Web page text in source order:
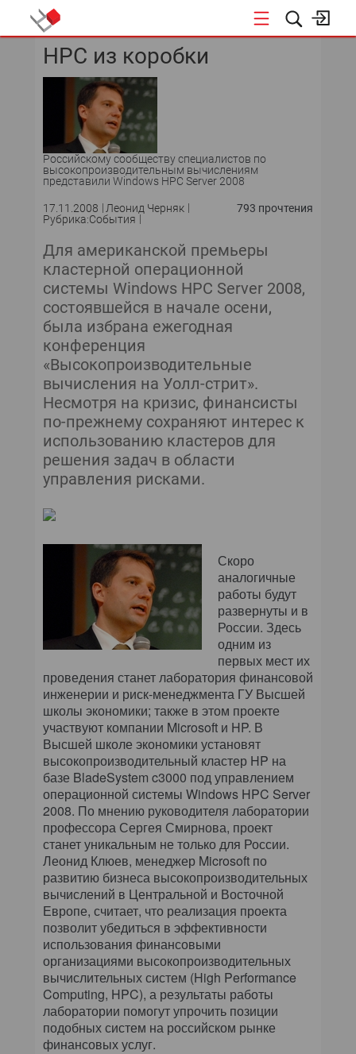
ИТ-ИНФРАСТРУКТУРА
БЕЗОПАСНОСТЬ
АВТОМАТИЗАЦИЯ
КОМПЬЮТЕРНЫЙ МИР
ИТ В ЗДРАВООХРАНЕНИИ
ПАРТНЕРСКИЕ ПРОЕКТЫ
АРХИВ ЖУРНАЛОВ
ПОДПИСКА
HPC из коробки
Российскому сообществу специалистов по
высокопроизводительным вычислениям
представили Windows HPC Server 2008
17.11.2008
Леонид Черняк
Рубрика:События
793 прочтения
Для американской премьеры
кластерной операционной
системы Windows HPC Server 2008,
состоявшейся в начале осени,
была избрана ежегодная
конференция
«Высокопроизводительные
вычисления на Уолл-стрит».
Несмотря на кризис, финансисты
по-прежнему сохраняют интерес к
использованию кластеров для
решения задач в области
управления рисками.
Скоро
аналогичные
работы будут
развернуты и в
России. Здесь
одним из
первых мест их
проведения станет лаборатория финансовой
инженерии и риск-менеджмента ГУ Высшей
школы экономики; также в этом проекте
участвуют компании Microsoft и HP. В
Высшей школе экономики установят
высокопроизводительный кластер HP на
базе BladeSystem c3000 под управлением
операционной системы Windows HPC Server
2008. По мнению руководителя лаборатории
профессора Сергея Смирнова, проект
станет уникальным не только для России.
Леонид Клюев, менеджер Microsoft по
развитию бизнеса высокопроизводительных
вычислений в Центральной и Восточной
Европе, считает, что реализация проекта
позволит убедиться в эффективности
использования финансовыми
организациями высокопроизводительных
вычислительных систем (High Performance
Computing, HPC), а результаты работы
лаборатории помогут упрочить позиции
подобных систем на российском рынке
финансовых услуг.